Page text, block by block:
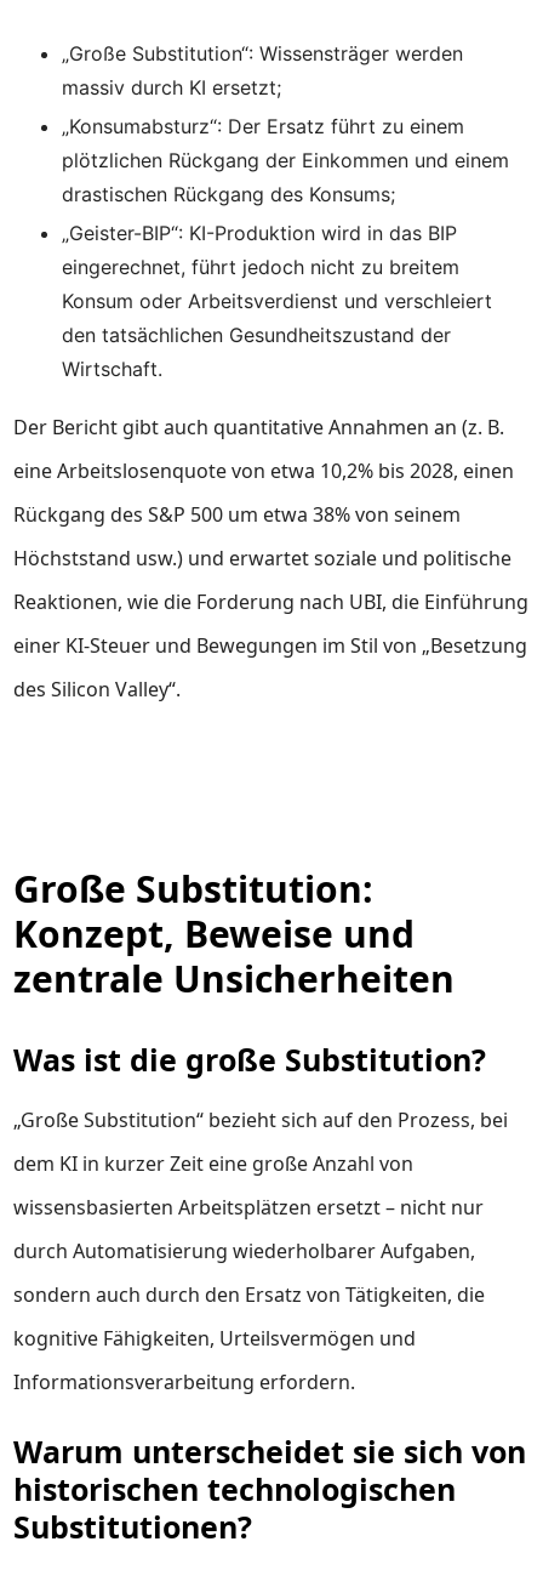
„Große Substitution“: Wissensträger werden
massiv durch KI ersetzt;
„Konsumabsturz“: Der Ersatz führt zu einem
plötzlichen Rückgang der Einkommen und einem
drastischen Rückgang des Konsums;
„Geister-BIP“: KI-Produktion wird in das BIP
eingerechnet, führt jedoch nicht zu breitem
Konsum oder Arbeitsverdienst und verschleiert
den tatsächlichen Gesundheitszustand der
Wirtschaft.
Der Bericht gibt auch quantitative Annahmen an (z. B.
eine Arbeitslosenquote von etwa 10,2% bis 2028, einen
Rückgang des S&P 500 um etwa 38% von seinem
Höchststand usw.) und erwartet soziale und politische
Reaktionen, wie die Forderung nach UBI, die Einführung
einer KI-Steuer und Bewegungen im Stil von „Besetzung
des Silicon Valley“.
Große Substitution:
Konzept, Beweise und
zentrale Unsicherheiten
Was ist die große Substitution?
„Große Substitution“ bezieht sich auf den Prozess, bei
dem KI in kurzer Zeit eine große Anzahl von
wissensbasierten Arbeitsplätzen ersetzt – nicht nur
durch Automatisierung wiederholbarer Aufgaben,
sondern auch durch den Ersatz von Tätigkeiten, die
kognitive Fähigkeiten, Urteilsvermögen und
Informationsverarbeitung erfordern.
Warum unterscheidet sie sich von
historischen technologischen
Substitutionen?